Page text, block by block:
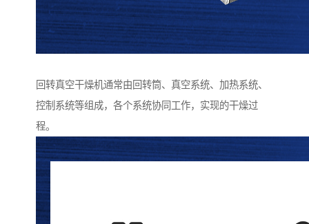
回转真空干燥机通常由回转筒、真空系统、加热系统、
控制系统等组成，各个系统协同工作，实现的干燥过
程。